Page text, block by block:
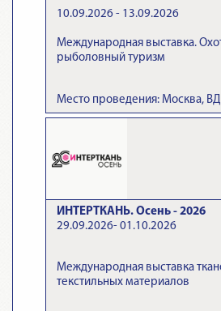
10.09.2026 - 13.09.2026
Международная выставка.
рыболовный туризм
Место проведения: Москва,
ИНТЕРТКАНЬ. Осень - 2026
29.09.2026- 01.10.2026
Международная выставка
текстильных материалов